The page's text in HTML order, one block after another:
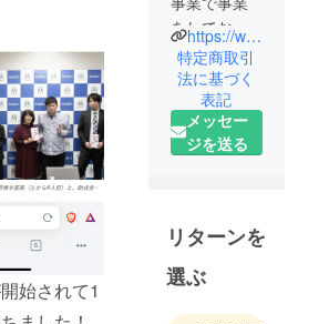
始されて1
をしており
ます。
私立の国際
高校を卒業
の後、音楽
現者として
の道を目指
しました
https://www.instagram.com/norn_c_a?igsh=MWl0anNydzRqYzU1Yw%3D%3D&utm_source=qr
特定商取引
法に基づく
表記
メッセー
ジを送る
リターンを
選ぶ